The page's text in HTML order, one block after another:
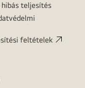
teljesítés
feltételek